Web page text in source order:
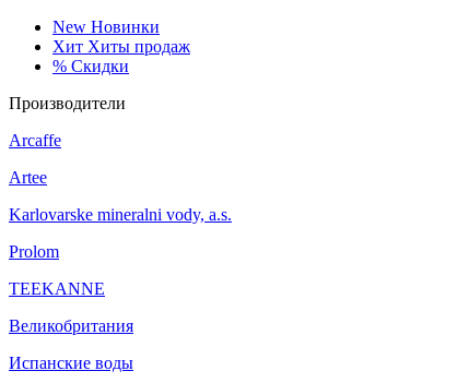
New Новинки
Хит Хиты продаж
% Скидки
Производители
Arcaffe
Artee
Karlovarske mineralni vody, a.s.
Prolom
TEEKANNE
Великобритания
Испанские воды